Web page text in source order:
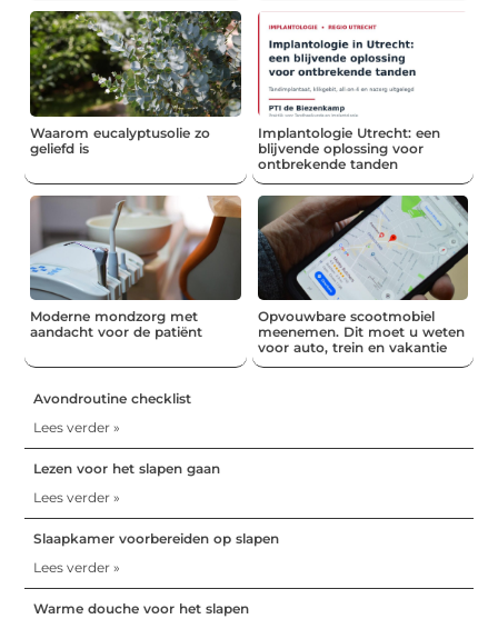
Waarom eucalyptusolie zo
geliefd is
Implantologie Utrecht: een
blijvende oplossing voor
ontbrekende tanden
Moderne mondzorg met
aandacht voor de patiënt
Opvouwbare scootmobiel
meenemen. Dit moet u weten
voor auto, trein en vakantie
Avondroutine checklist
Lees verder »
Lezen voor het slapen gaan
Lees verder »
Slaapkamer voorbereiden op slapen
Lees verder »
Warme douche voor het slapen